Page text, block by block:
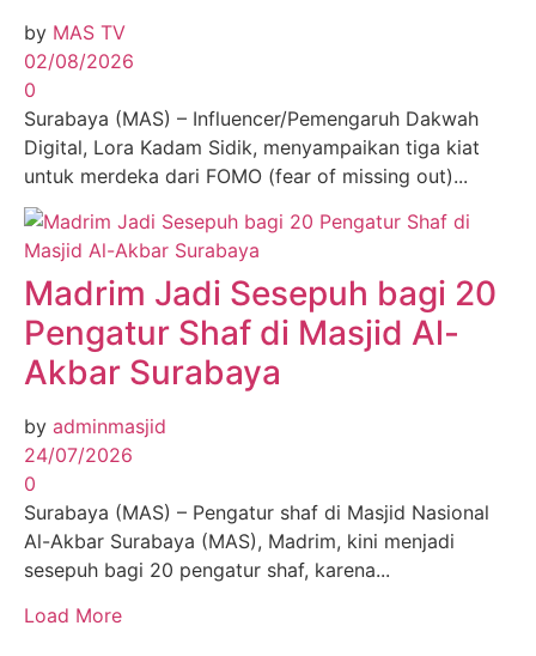
by MAS TV
02/08/2026
0
Surabaya (MAS) – Influencer/Pemengaruh Dakwah
Digital, Lora Kadam Sidik, menyampaikan tiga kiat
untuk merdeka dari FOMO (fear of missing out)...
Madrim Jadi Sesepuh bagi 20
Pengatur Shaf di Masjid Al-
Akbar Surabaya
by adminmasjid
24/07/2026
0
Surabaya (MAS) – Pengatur shaf di Masjid Nasional
Al-Akbar Surabaya (MAS), Madrim, kini menjadi
sesepuh bagi 20 pengatur shaf, karena...
Load More